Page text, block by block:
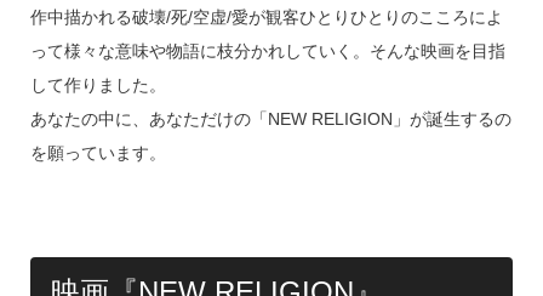
作中描かれる破壊/死/空虚/愛が観客ひとりひとりのこころによ
って様々な意味や物語に枝分かれしていく。そんな映画を目指
して作りました。
あなたの中に、あなただけの「NEW RELIGION」が誕生するの
を願っています。